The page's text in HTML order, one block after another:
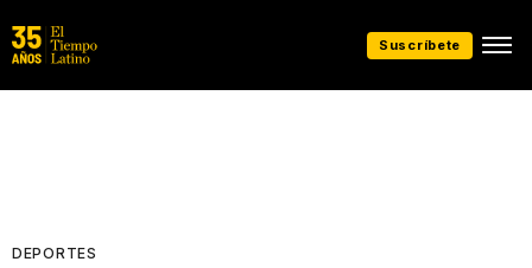
Suscríbete
DEPORTES